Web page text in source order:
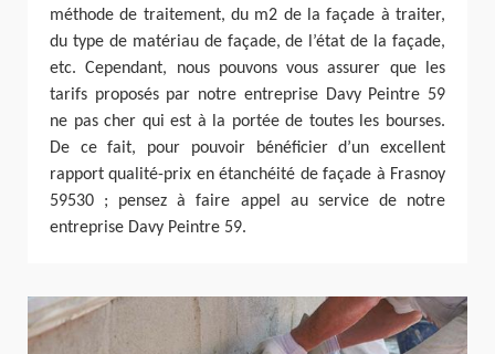
méthode de traitement, du m2 de la façade à traiter,
du type de matériau de façade, de l’état de la façade,
etc. Cependant, nous pouvons vous assurer que les
tarifs proposés par notre entreprise Davy Peintre 59
ne pas cher qui est à la portée de toutes les bourses.
De ce fait, pour pouvoir bénéficier d’un excellent
rapport qualité-prix en étanchéité de façade à Frasnoy
59530 ; pensez à faire appel au service de notre
entreprise Davy Peintre 59.